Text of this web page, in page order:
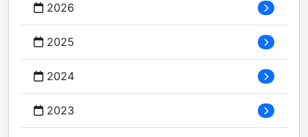
2026
2025
2024
2023